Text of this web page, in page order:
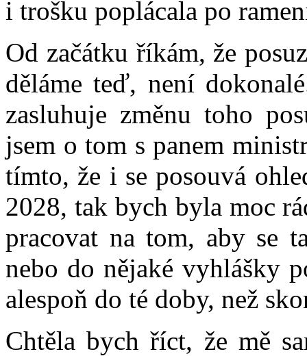
i trošku poplácala po
Od začátku říkám, že
děláme teď, není
zasluhuje změnu toho
jsem o tom s panem
tímto, že i se posouvá
2028, tak bych byla moc
pracovat na tom, aby se
nebo do nějaké vyhlášky
alespoň do té doby, než
Chtěla bych říct, že mě